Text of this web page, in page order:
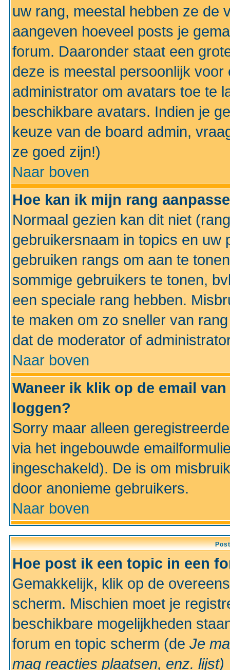
uw rang, meestal hebben ze de
aangeven hoeveel posts je
forum. Daaronder staat een
deze is meestal persoonlijk
administrator om avatars toe te
beschikbare avatars. Indien je
keuze van de board admin,
ze goed zijn!)
Naar boven
Hoe kan ik mijn rang
Normaal gezien kan dit niet
gebruikersnaam in topics en uw
gebruiken rangs om aan te
sommige gebruikers te tonen,
een speciale rang hebben.
te maken om zo sneller van
dat de moderator of
Naar boven
Waneer ik klik op de email
loggen?
Sorry maar alleen
via het ingebouwde
ingeschakeld). De is om
door anonieme gebruikers.
Naar boven
Hoe post ik een topic in een
Gemakkelijk, klik op de
scherm. Mischien moet je
beschikbare mogelijkheden
forum en topic scherm (de Je
mag reacties plaatsen, enz. lijst)